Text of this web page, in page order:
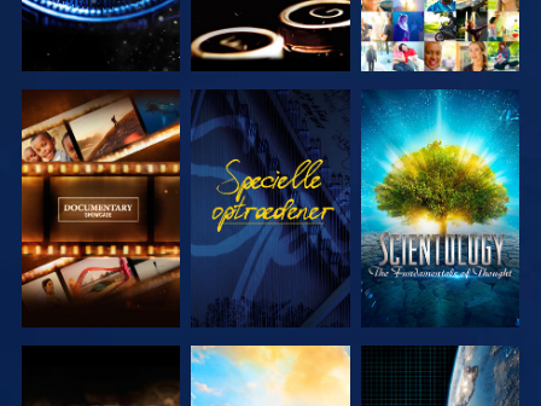
UDFORSK
SERIEN
SE
UDFORSK
SERIEN